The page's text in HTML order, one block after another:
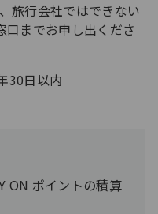
旅行会社ではできない
口までお申し出くださ
30日以内
ON ポイントの積算